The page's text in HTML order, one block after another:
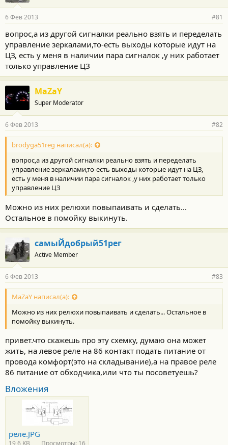
6 Фев 2013 #81
вопрос,а из другой сигналки реально взять и переделать
управление зеркалами,то-есть выходы которые идут на
ЦЗ, есть у меня в наличии пара сигналок ,у них работает
только управление ЦЗ
MaZaY
Super Moderator
6 Фев 2013 #82
brodyga51reg написал(а):
вопрос,а из другой сигналки реально взять и переделать
управление зеркалами,то-есть выходы которые идут на ЦЗ,
есть у меня в наличии пара сигналок ,у них работает только
управление ЦЗ
Можно из них релюхи повыпаивать и сделать...
Остальное в помойку выкинуть.
самыЙдобрый51рег
Active Member
6 Фев 2013 #83
MaZaY написал(а):
Можно из них релюхи повыпаивать и сделать... Остальное в
помойку выкинуть.
привет.что скажешь про эту схемку, думаю она может
жить, на левое реле на 86 контакт подать питание от
провода комфорт(это на складывание),а на правое реле
86 питание от обходчика,или что ты посоветуешь?
Вложения
реле.JPG
19,6 KB Просмотры: 16